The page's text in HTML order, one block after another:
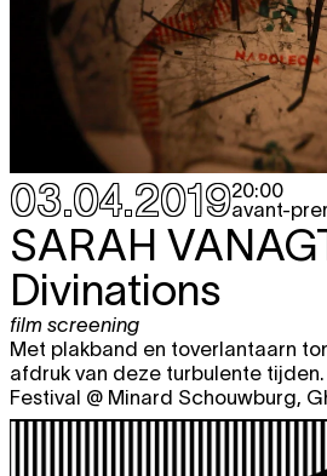
03.04.201920:00
avant-
SARAH
Divinations
film screening
Met plakband en toverlantaarn
afdruk van deze turbulente
Festival @ Minard Schouwburg,